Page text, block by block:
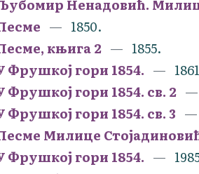
Ненадовић.
1850.
књига 2
1855.
Фрушкој гори 1854.
Фрушкој гори 1854. св. 2
Фрушкој гори 1854. св. 3
Милице
Фрушкој гори 1854.